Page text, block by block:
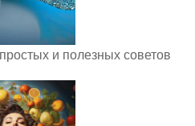
и полезных советов